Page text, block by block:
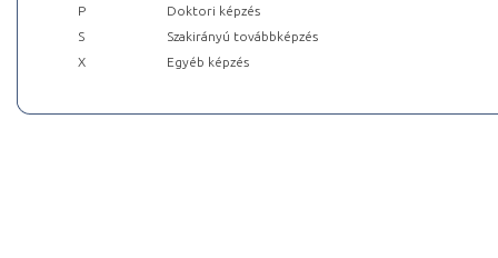
P
Doktori képzés
S
Szakirányú továbbképzés
X
Egyéb képzés